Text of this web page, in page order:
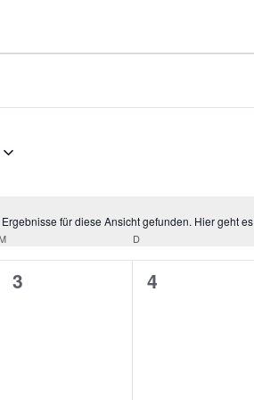
Hinweis
für diese Ansicht gefunden. Hier geht
MITTWOCH DDONNERSTAG
0
3
0
4